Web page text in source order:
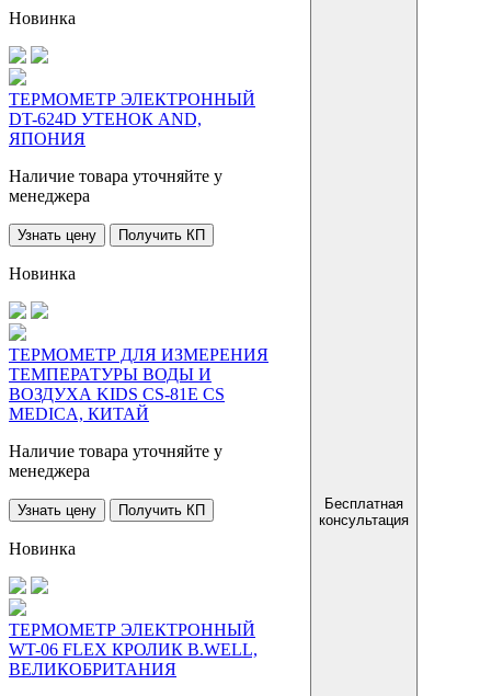
Новинка
ТЕРМОМЕТР ЭЛЕКТРОННЫЙ
DT-624D УТЕНОК AND,
ЯПОНИЯ
Наличие товара уточняйте у
менеджера
Узнать цену Получить КП
Новинка
ТЕРМОМЕТР ДЛЯ ИЗМЕРЕНИЯ
ТЕМПЕРАТУРЫ ВОДЫ И
ВОЗДУХА KIDS CS-81Е CS
МЕDICA, КИТАЙ
Наличие товара уточняйте у
менеджера
Узнать цену Получить КП
Новинка
ТЕРМОМЕТР ЭЛЕКТРОННЫЙ
WT-06 FLEX КРОЛИК B.WELL,
ВЕЛИКОБРИТАНИЯ
Бесплатная
консультация